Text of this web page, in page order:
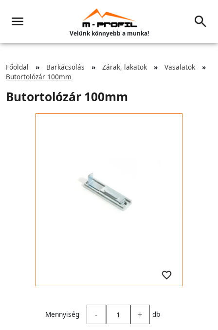
Velünk könnyebb a munka!
Főoldal Barkácsolás Zárak, lakatok
Vasalatok
Butortolózár 100mm
Butortolózár 100mm
Mennyiség - + db